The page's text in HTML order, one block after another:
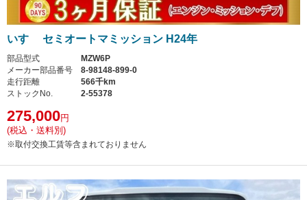
いすゞ セミオートマミッション H24年
部品型式
MZW6P
メーカー部品番号
8-98148-899-0
走行距離
566千km
ストックNo.
2-55378
275,000円
(税込・送料別)
※取付交換工賃等含まれておりません